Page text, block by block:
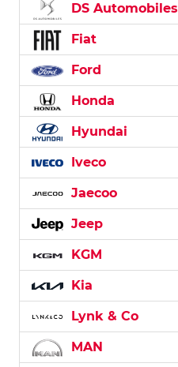
DS Automobiles
Fiat
Ford
Honda
Hyundai
Iveco
Jaecoo
Jeep
KGM
Kia
Lynk & Co
MAN